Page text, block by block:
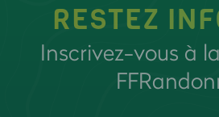
RESTEZ
Inscrivez-vous à